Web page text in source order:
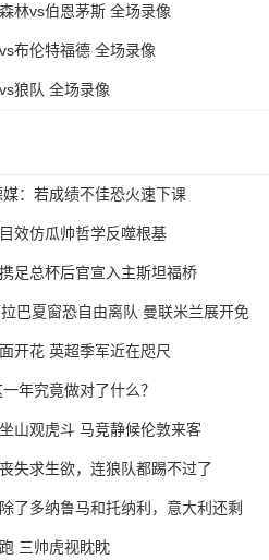
林vs伯恩茅斯 全场录像
布伦特福德 全场录像
狼队 全场录像
：若成绩不佳恐火速下课
效仿瓜帅哲学反噬根基
足总杯后官宣入主斯坦福桥
巴夏窗恐自由离队 曼联米兰展开免
开花 英超季军近在咫尺
年究竟做对了什么？
山观虎斗 马竞静候伦敦来客
失求生欲，连狼队都踢不过了
了多纳鲁马和托纳利，意大利还剩
三帅虎视眈眈